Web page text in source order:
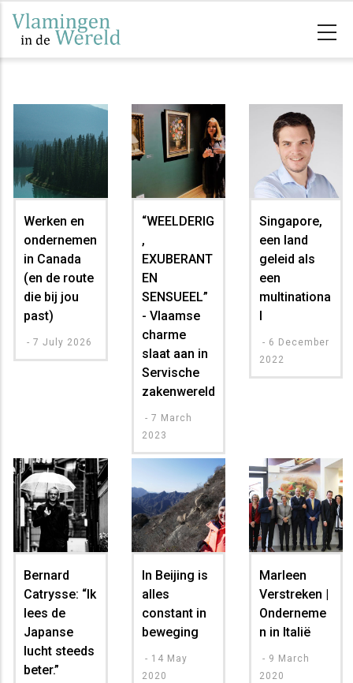
Overslaan
naar
Werken en
ondernemen
in Canada
(en de route
die bij jou
past)
-7 July 2026
“WEELDERIG
,
EXUBERANT
EN
SENSUEEL”
- Vlaamse
charme
slaat aan in
Servische
zakenwereld
- 7 March
2023
Singapore,
een land
geleid als
een
multinationa
l
- 6 December
2022
Bernard
Catrysse: “Ik
lees de
Japanse
lucht steeds
beter.”
In Beijing is
alles
constant in
beweging
- 14 May
2020
Marleen
Verstreken |
Onderneme
n in Italië
- 9 March
2020